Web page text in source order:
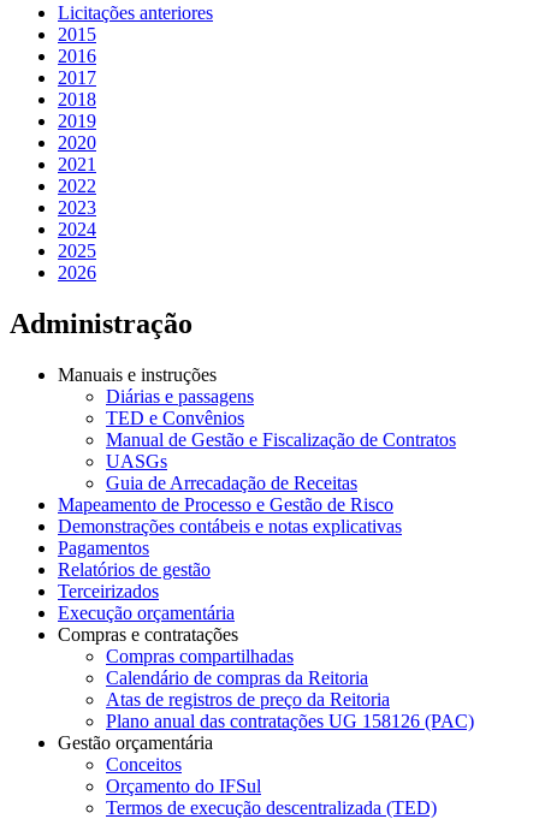
Licitações anteriores
2015
2016
2017
2018
2019
2020
2021
2022
2023
2024
2025
2026
Administração
Manuais e instruções
Diárias e passagens
TED e Convênios
Manual de Gestão e Fiscalização de Contratos
UASGs
Guia de Arrecadação de Receitas
Mapeamento de Processo e Gestão de Risco
Demonstrações contábeis e notas explicativas
Pagamentos
Relatórios de gestão
Terceirizados
Execução orçamentária
Compras e contratações
Compras compartilhadas
Calendário de compras da Reitoria
Atas de registros de preço da Reitoria
Plano anual das contratações UG 158126 (PAC)
Gestão orçamentária
Conceitos
Orçamento do IFSul
Termos de execução descentralizada (TED)